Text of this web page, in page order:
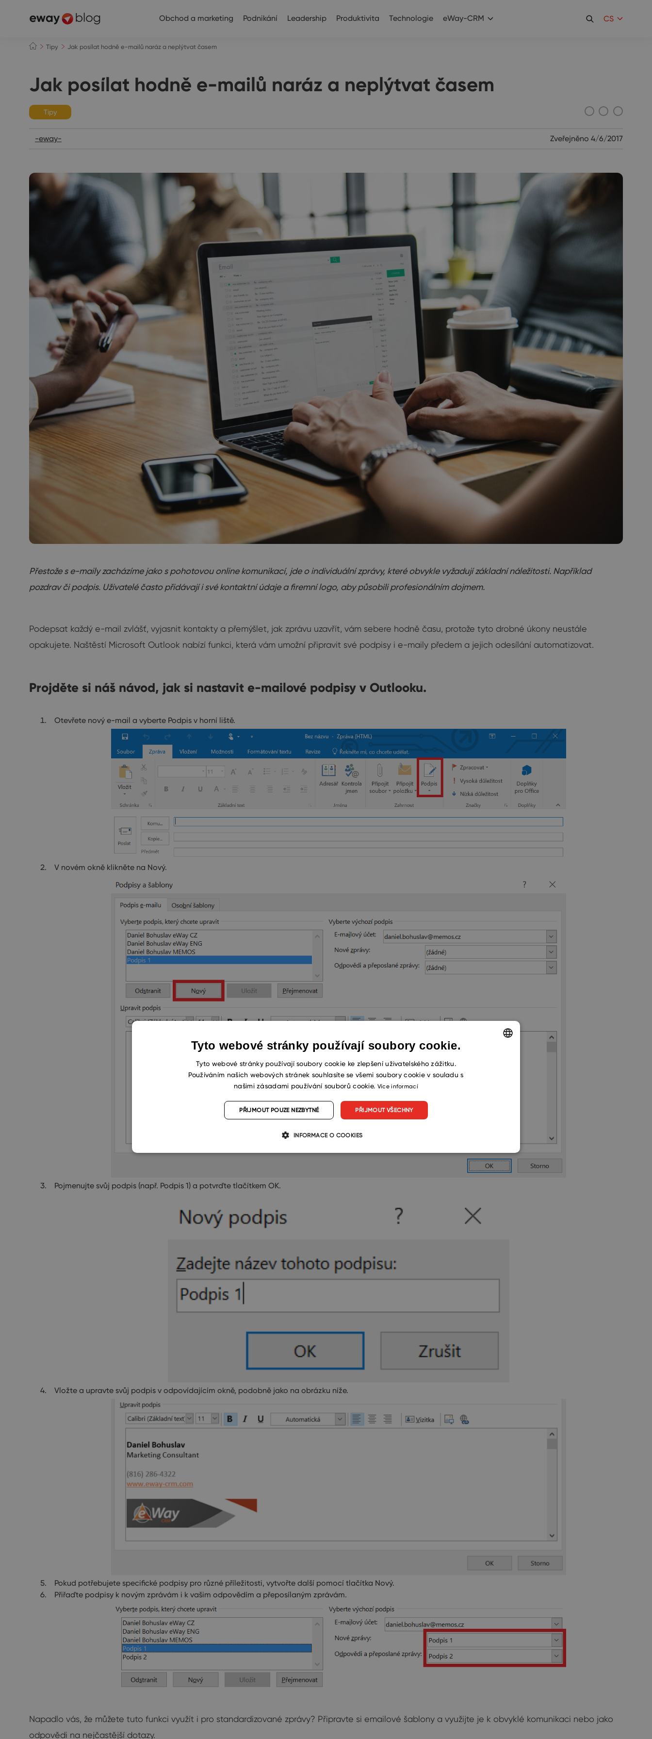
Obchod a marketing Podnikání Leadership Produktivita Technologie eWay-CRM CS
Tipy Jak posílat hodně e-mailů naráz a neplýtvat časem
Jak posílat hodně e-mailů naráz a neplýtvat časem
Tipy
-eway- Zveřejněno 4/6/2017
Přestože s e-maily zacházíme jako s pohotovou online komunikací, jde o individuální zprávy, které obvykle vyžadují základní náležitosti. Například
pozdrav či podpis. Uživatelé často přidávají i své kontaktní údaje a firemní logo, aby působili profesionálním dojmem.
Podepsat každý e-mail zvlášť, vyjasnit kontakty a přemýšlet, jak zprávu uzavřít, vám sebere hodně času, protože tyto drobné úkony neustále
opakujete. Naštěstí Microsoft Outlook nabízí funkci, která vám umožní připravit své podpisy i e-maily předem a jejich odesílání automatizovat.
Projděte si náš návod, jak si nastavit e-mailové podpisy v Outlooku.
Otevřete nový e-mail a vyberte Podpis v horní liště.
V novém okně klikněte na Nový.
Pojmenujte svůj podpis (např. Podpis 1) a potvrďte tlačítkem OK.
Vložte a upravte svůj podpis v odpovídajícím okně, podobně jako na obrázku níže.
Pokud potřebujete specifické podpisy pro různé příležitosti, vytvořte další pomocí tlačítka Nový.
Přiřaďte podpisy k novým zprávám i k vašim odpovědím a přeposílaným zprávám.
Napadlo vás, že můžete tuto funkci využít i pro standardizované zprávy? Připravte si emailové šablony a využijte je k obvyklé komunikaci nebo jako
odpovědi na nejčastější dotazy.
Tyto webové stránky používají soubory cookie.
Tyto webové stránky používají soubory cookie ke zlepšení uživatelského zážitku.
Používáním našich webových stránek souhlasíte se všemi soubory cookie v souladu s
našimi zásadami používání souborů cookie. Více informací
PŘIJMOUT VŠECHNY
PŘIJMOUT POUZE NEZBYTNÉ
INFORMACE O COOKIES